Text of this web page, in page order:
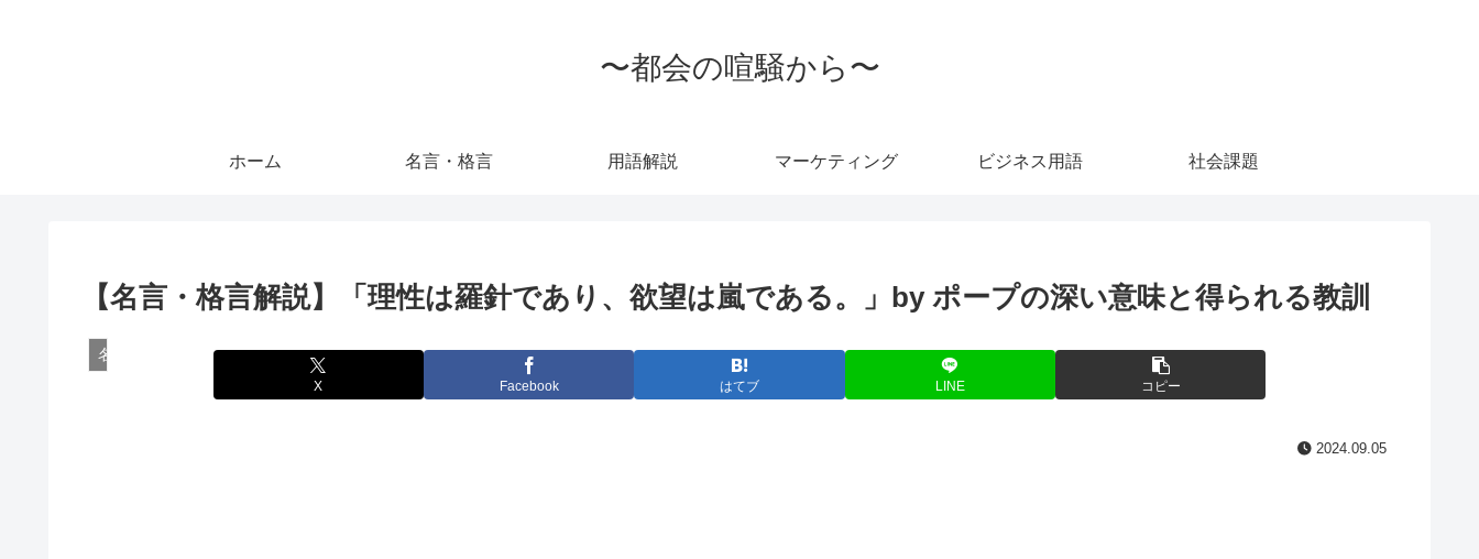
〜都会の喧騒から〜
ホーム 名言・格言 用語解説 マーケティング ビジネス用語 社会課題
【名言・格言解説】「理性は羅針であり、欲望は嵐である。」by ポープの深い意味と得られる教訓
名言・格言
X Facebook はてブ LINE コピー
2024.09.05